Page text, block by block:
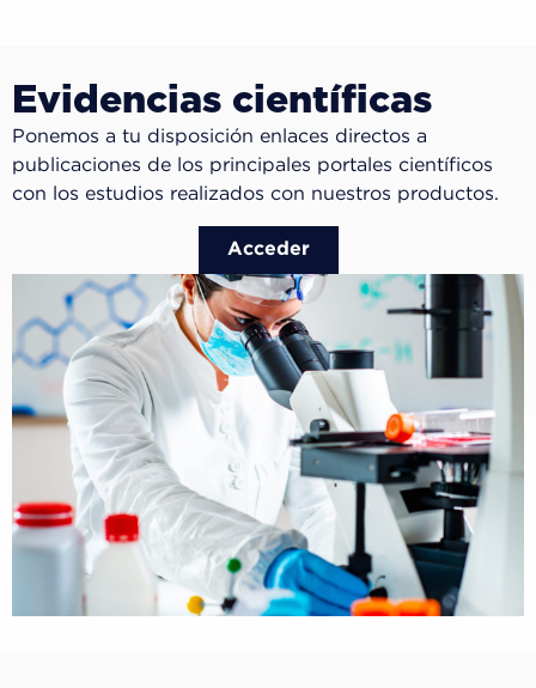
Evidencias científicas
Ponemos a tu disposición enlaces directos a
publicaciones de los principales portales científicos
con los estudios realizados con nuestros productos.
Acceder